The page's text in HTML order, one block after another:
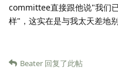
committee直接跟他说"我们
样"，这实在是与我太天差地别
Beater 回复了此帖